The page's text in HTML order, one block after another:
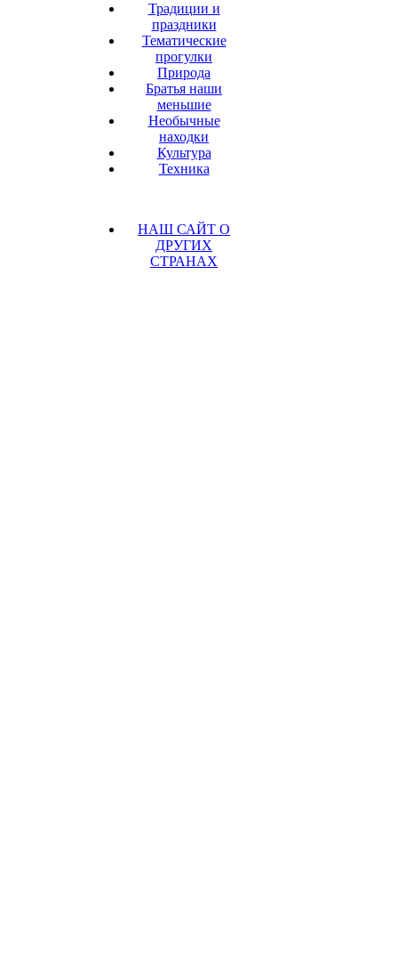
Традиции и
праздники
Тематические
прогулки
Природа
Братья наши
меньшие
Необычные
находки
Культура
Техника
НАШ САЙТ О
ДРУГИХ
СТРАНАХ